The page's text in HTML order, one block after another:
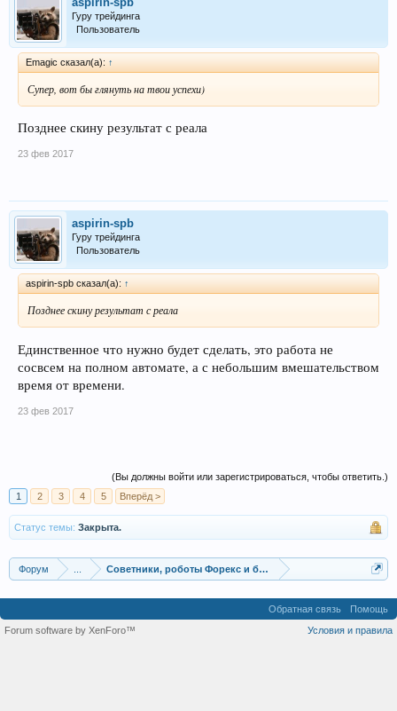
Гуру трейдинга
Пользователь
Emagic сказал(а): ↑
Супер, вот бы глянуть на твои успехи)
Позднее скину результат с реала
23 фев 2017
aspirin-spb
Гуру трейдинга
Пользователь
aspirin-spb сказал(а): ↑
Позднее скину результат с реала
Единственное что нужно будет сделать, это работа не
сосвсем на полном автомате, а с небольшим вмешательством
время от времени.
23 фев 2017
(Вы должны войти или зарегистрироваться, чтобы ответить.)
1
2 3 4 5 Вперёд >
Статус темы: Закрыта.
Форум Советники, роботы Форекс и бинарных опционов
Обратная связь
Помощь
Условия и правила
Forum software by XenForo™